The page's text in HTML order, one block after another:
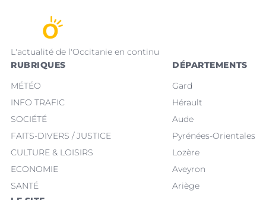
L'actualité de l'Occitanie en continu
RUBRIQUES
MÉTÉO
INFO TRAFIC
SOCIÉTÉ
FAITS-DIVERS / JUSTICE
CULTURE & LOISIRS
ECONOMIE
SANTÉ
DÉPARTEMENTS
Gard
Hérault
Aude
Pyrénées-Orientales
Lozère
Aveyron
Ariège